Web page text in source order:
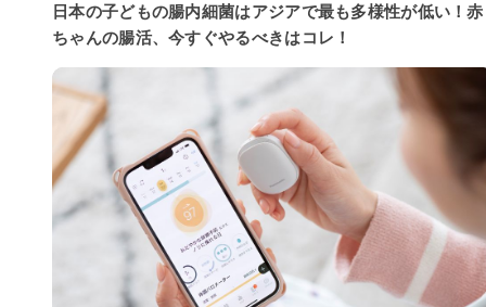
日本の子どもの腸内細菌はアジアで最も多様性が低い！赤
ちゃんの腸活、今すぐやるべきはコレ！